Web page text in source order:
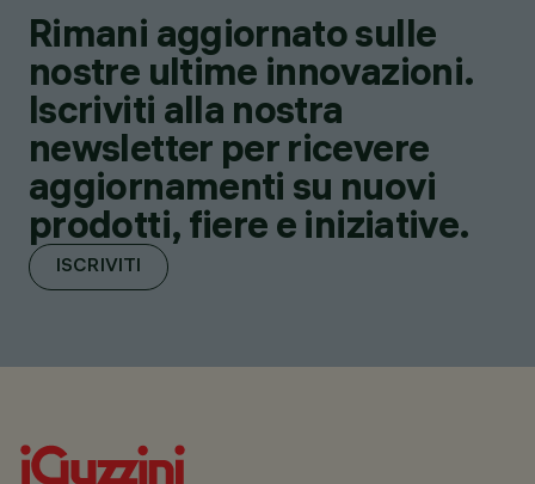
Rimani aggiornato sulle
nostre ultime innovazioni.
Iscriviti alla nostra
newsletter per ricevere
aggiornamenti su nuovi
prodotti, fiere e iniziative.
ISCRIVITI